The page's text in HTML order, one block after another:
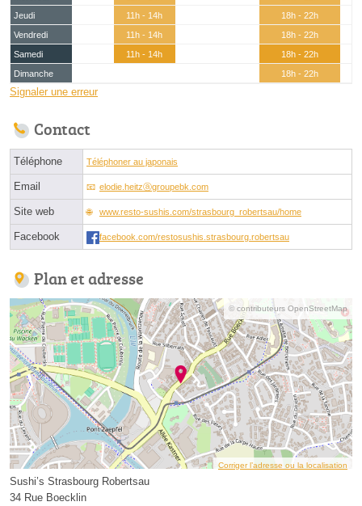
Jeudi
11h - 14h
18h - 22h
Vendredi
11h - 14h
18h - 22h
Samedi
11h - 14h
18h - 22h
Dimanche
18h - 22h
Signaler une erreur
Contact
Téléphone Téléphoner au japonais
Email elodie.heitzⓐgroupebk.com
Site web www.resto-sushis.com/strasbourg_robertsau/home
Facebook facebook.com/restosushis.strasbourg.robertsau
Plan et adresse
© contributeurs OpenStreetMap
Corriger l’adresse ou la localisation
Sushi’s Strasbourg Robertsau
34 Rue Boecklin